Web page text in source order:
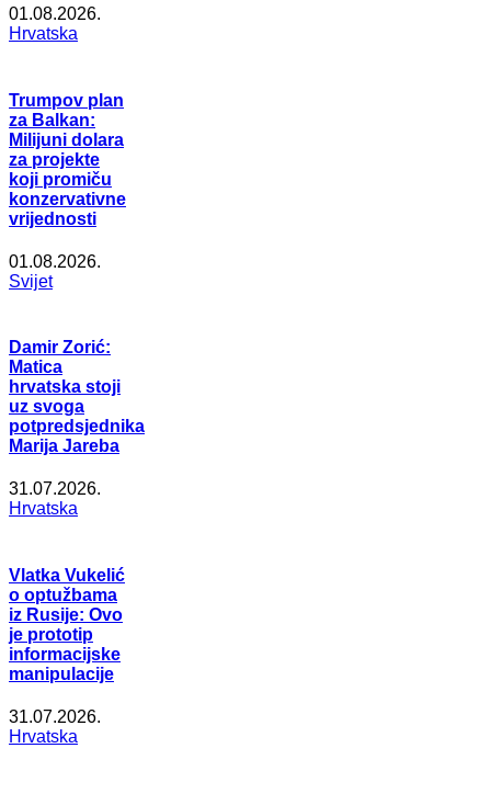
01.08.2026.
Hrvatska
Trumpov plan
za Balkan:
Milijuni dolara
za projekte
koji promiču
konzervativne
vrijednosti
01.08.2026.
Svijet
Damir Zorić:
Matica
hrvatska stoji
uz svoga
potpredsjednika
Marija Jareba
31.07.2026.
Hrvatska
Vlatka Vukelić
o optužbama
iz Rusije: Ovo
je prototip
informacijske
manipulacije
31.07.2026.
Hrvatska